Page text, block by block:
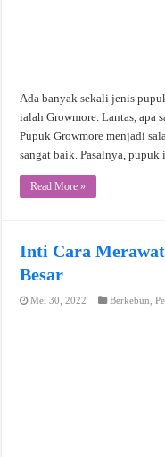
Ada banyak sekali jenis
ialah Growmore. Lantas, apa
Pupuk Growmore menjadi
sangat baik. Pasalnya,
Read More »
Inti Cara Merawat
Besar
Mei 30, 2022 Berkebun ,